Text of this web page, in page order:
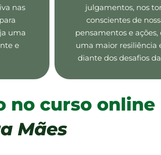
nas
uma
e
julgamentos, nos
conscientes de
pensamentos e
uma maior resiliência
diante dos desafios
no curso online
Mães